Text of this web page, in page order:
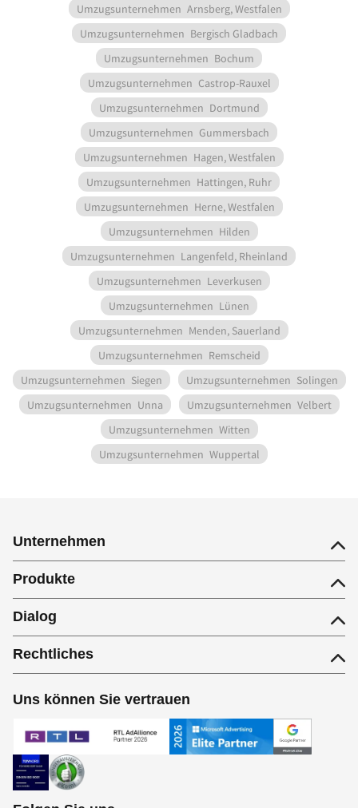
Umzugsunternehmen Arnsberg, Westfalen
Umzugsunternehmen Bergisch Gladbach
Umzugsunternehmen Bochum
Umzugsunternehmen Castrop-Rauxel
Umzugsunternehmen Dortmund
Umzugsunternehmen Gummersbach
Umzugsunternehmen Hagen, Westfalen
Umzugsunternehmen Hattingen, Ruhr
Umzugsunternehmen Herne, Westfalen
Umzugsunternehmen Hilden
Umzugsunternehmen Langenfeld, Rheinland
Umzugsunternehmen Leverkusen
Umzugsunternehmen Lünen
Umzugsunternehmen Menden, Sauerland
Umzugsunternehmen Remscheid
Umzugsunternehmen Siegen Umzugsunternehmen Solingen
Umzugsunternehmen Unna Umzugsunternehmen Velbert
Umzugsunternehmen Witten
Umzugsunternehmen Wuppertal
Unternehmen
Produkte
Dialog
Rechtliches
Uns können Sie vertrauen